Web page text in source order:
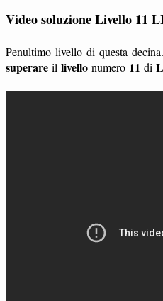
Video soluzione Livello 11
Penultimo livello di questa
superare il livello numero 11 di